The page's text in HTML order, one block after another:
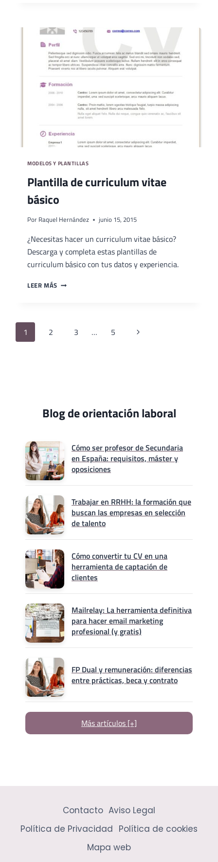
DESCARGAR
MODELOS Y PLANTILLAS
Plantilla de curriculum vitae
básico
Por Raquel Hernández junio 15, 2015
¿Necesitas hacer un curriculum vitae básico?
Descarga y completa estas plantillas de
curriculum básico con tus datos y experiencia.
LEER MÁS PLANTILLA
Navegación
1 2 3 … 5
Siguiente
Blog de orientación laboral
Cómo ser profesor de Secundaria
en España: requisitos, máster y
oposiciones
Trabajar en RRHH: la formación que
buscan las empresas en selección
de talento
Cómo convertir tu CV en una
herramienta de captación de
clientes
Mailrelay: La herramienta definitiva
para hacer email marketing
profesional (y gratis)
FP Dual y remuneración: diferencias
entre prácticas, beca y contrato
Más artículos [+]
Contacto Aviso Legal
Política de Privacidad Política de cookies
Mapa web